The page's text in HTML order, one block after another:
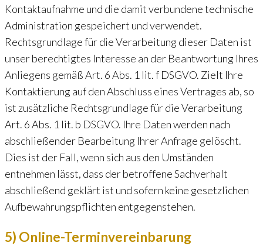
Kontaktaufnahme und die damit verbundene technische
Administration gespeichert und verwendet.
Rechtsgrundlage für die Verarbeitung dieser Daten ist
unser berechtigtes Interesse an der Beantwortung Ihres
Anliegens gemäß Art. 6 Abs. 1 lit. f DSGVO. Zielt Ihre
Kontaktierung auf den Abschluss eines Vertrages ab, so
ist zusätzliche Rechtsgrundlage für die Verarbeitung
Art. 6 Abs. 1 lit. b DSGVO. Ihre Daten werden nach
abschließender Bearbeitung Ihrer Anfrage gelöscht.
Dies ist der Fall, wenn sich aus den Umständen
entnehmen lässt, dass der betroffene Sachverhalt
abschließend geklärt ist und sofern keine gesetzlichen
Aufbewahrungspflichten entgegenstehen.
5) Online-Terminvereinbarung